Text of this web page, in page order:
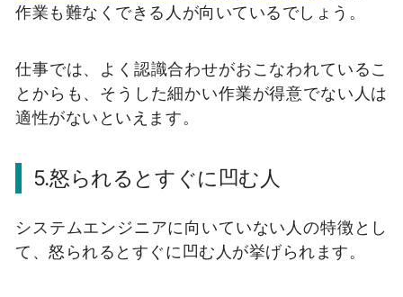
作業も難なくできる人が向いているでしょう。
仕事では、よく認識合わせがおこなわれているこ
とからも、そうした細かい作業が得意でない人は
適性がないといえます。
5.怒られるとすぐに凹む人
システムエンジニアに向いていない人の特徴とし
て、怒られるとすぐに凹む人が挙げられます。